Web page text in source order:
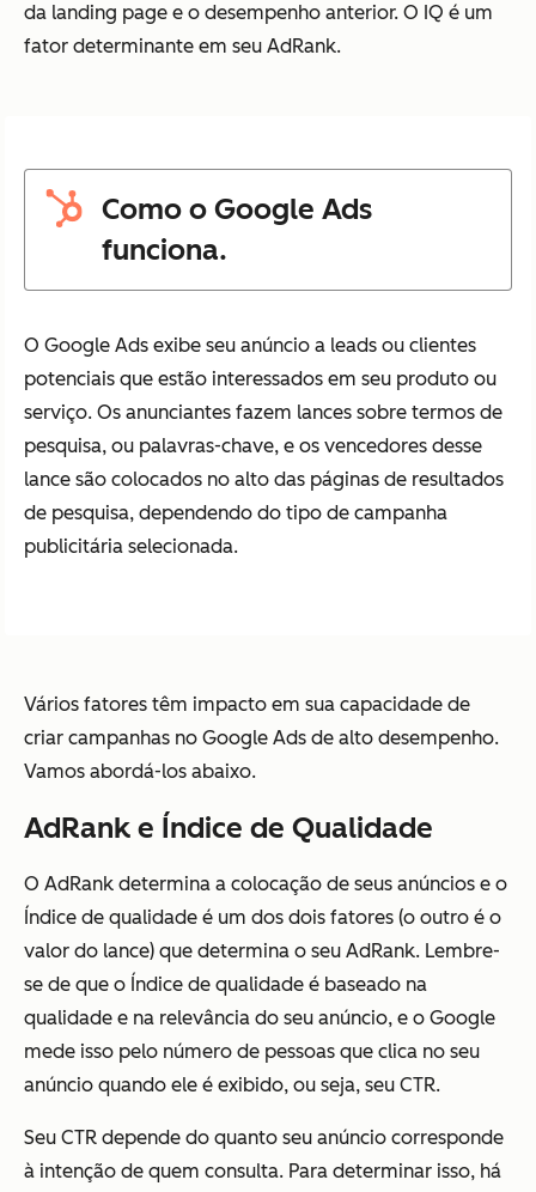
da landing page e o desempenho anterior. O IQ é um
fator determinante em seu AdRank.
Como o Google Ads
funciona.
O Google Ads exibe seu anúncio a leads ou clientes
potenciais que estão interessados em seu produto ou
serviço. Os anunciantes fazem lances sobre termos de
pesquisa, ou palavras-chave, e os vencedores desse
lance são colocados no alto das páginas de resultados
de pesquisa, dependendo do tipo de campanha
publicitária selecionada.
Vários fatores têm impacto em sua capacidade de
criar campanhas no Google Ads de alto desempenho.
Vamos abordá-los abaixo.
AdRank e Índice de Qualidade
O AdRank determina a colocação de seus anúncios e o
Índice de qualidade é um dos dois fatores (o outro é o
valor do lance) que determina o seu AdRank. Lembre-
se de que o Índice de qualidade é baseado na
qualidade e na relevância do seu anúncio, e o Google
mede isso pelo número de pessoas que clica no seu
anúncio quando ele é exibido, ou seja, seu CTR.
Seu CTR depende do quanto seu anúncio corresponde
à intenção de quem consulta. Para determinar isso, há